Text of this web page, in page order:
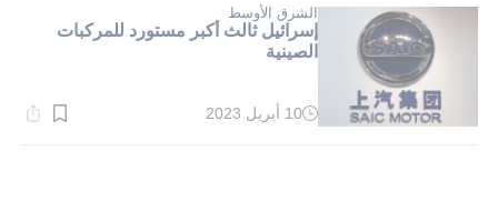
الشرق الأوسط
إسرائيل ثالث أكبر مستورد للمركبات
الصينية
وقت
10 أبريل 2023